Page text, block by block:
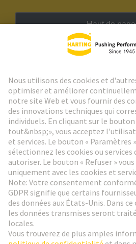
Haut de page
Aller à l'inscription
Social Media
France Français